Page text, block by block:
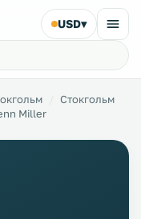
USD▾
Стокгольм
Miller